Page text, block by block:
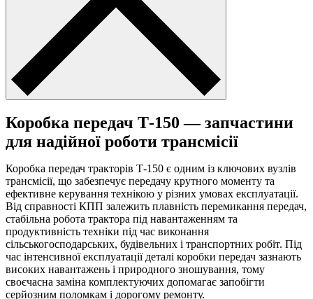
Коробка передач Т-150 — запчастини
для надійної роботи трансмісії
Коробка передач тракторів Т-150 є одним із ключових вузлів
трансмісії, що забезпечує передачу крутного моменту та
ефективне керування технікою у різних умовах експлуатації.
Від справності КПП залежить плавність перемикання передач,
стабільна робота трактора під навантаженням та
продуктивність техніки під час виконання
сільськогосподарських, будівельних і транспортних робіт. Під
час інтенсивної експлуатації деталі коробки передач зазнають
високих навантажень і природного зношування, тому
своєчасна заміна комплектуючих допомагає запобігти
серйозним поломкам і дорогому ремонту.